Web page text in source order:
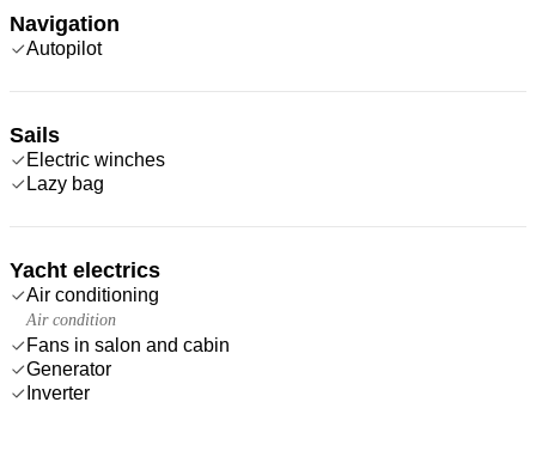
Navigation
Autopilot
Sails
Electric winches
Lazy bag
Yacht electrics
Air conditioning
Air condition
Fans in salon and cabin
Generator
Inverter